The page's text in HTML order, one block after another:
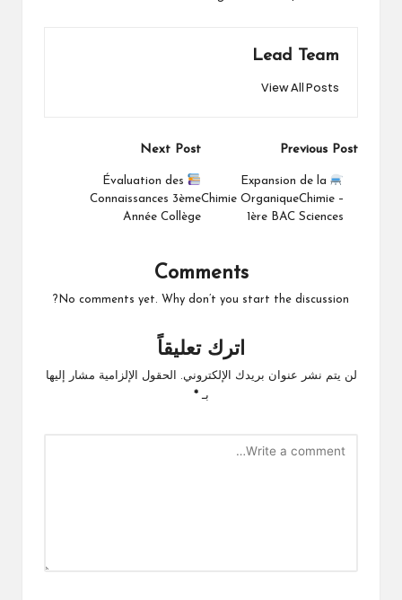
Lead Team
View All Posts
Post
navigation
Previous Post
Expansion de la
Chimie OrganiqueChimie –
1ère BAC Sciences
Next Post
Évaluation des
Connaissances 3ème
Année Collège
Comments
No comments yet. Why don’t you start the discussion?
اترك تعليقاً
لن يتم نشر عنوان بريدك الإلكتروني.
الحقول الإلزامية مشار إليها
بـ*